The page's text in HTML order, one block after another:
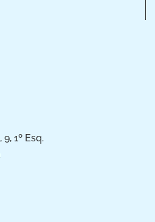
1º Esq.